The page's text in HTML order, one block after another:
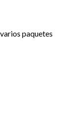
paquetes